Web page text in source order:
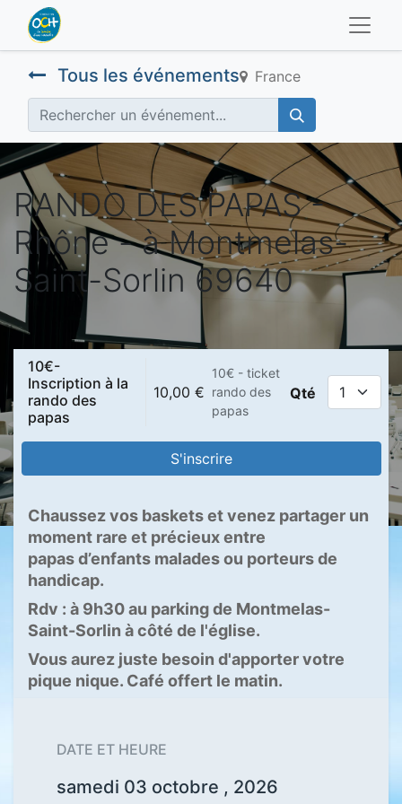
Tous les événements France
RANDO DES PAPAS -
Rhône - à Montmelas-
Saint-Sorlin 69640
10€-
Inscription à la
rando des
papas
10,00 €
10€ - ticket
rando des
papas
Qté
S'inscrire
Chaussez vos baskets et venez partager un
moment rare et précieux entre
papas d’enfants malades ou porteurs de
handicap.
Rdv : à 9h30 au parking de Montmelas-
Saint-Sorlin à côté de l'église.
Vous aurez juste besoin d'apporter votre
pique nique. Café offert le matin.
DATE ET HEURE
samedi 03 octobre , 2026